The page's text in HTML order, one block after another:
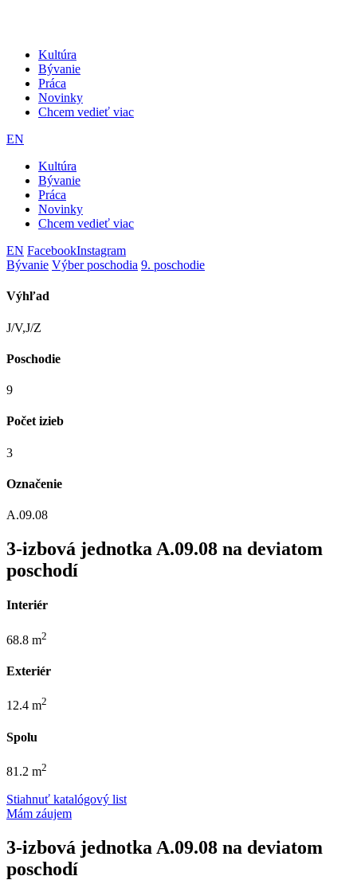
Kultúra
Bývanie
Práca
Novinky
Chcem vedieť viac
EN
Kultúra
Bývanie
Práca
Novinky
Chcem vedieť viac
EN FacebookInstagram
Bývanie Výber poschodia 9. poschodie
Výhľad
J/V,J/Z
Poschodie
9
Počet izieb
3
Označenie
A.09.08
3-izbová jednotka A.09.08 na deviatom
poschodí
Interiér
68.8 m2
Exteriér
12.4 m2
Spolu
81.2 m2
Stiahnuť katalógový list
Mám záujem
3-izbová jednotka A.09.08 na deviatom
poschodí